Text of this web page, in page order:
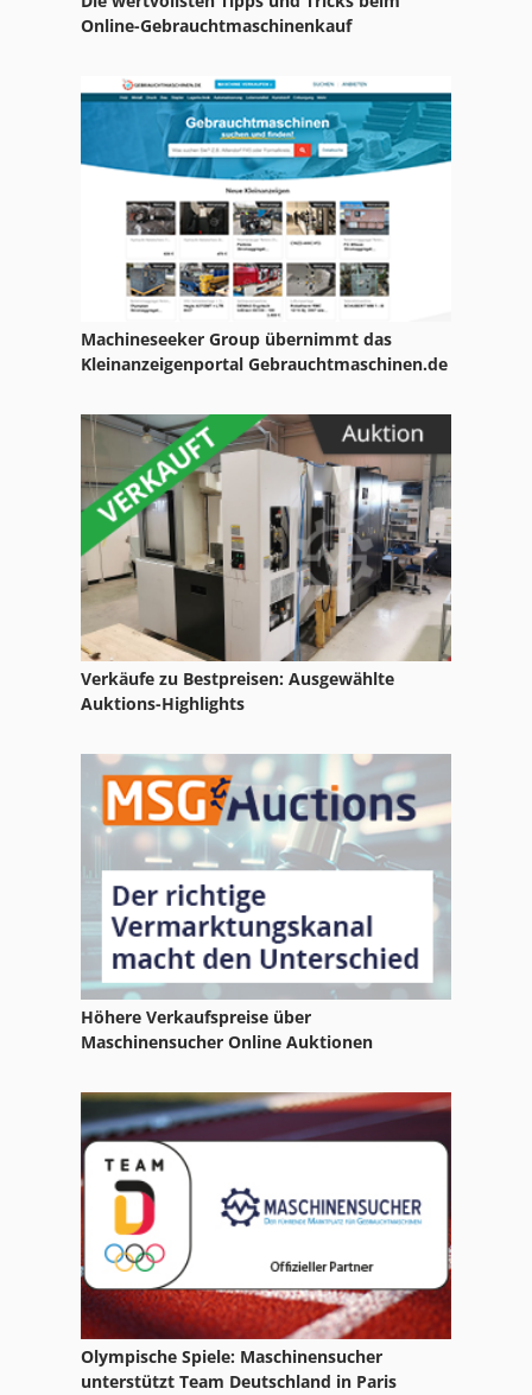
Amada Pega 244
Amada Schiavi
Amada Tafelschere
Amada Vipros 358
Online-Gebrauchtmaschinenkauf
Machineseeker Group übernimmt das
Kleinanzeigenportal Gebrauchtmaschinen.de
Verkäufe zu Bestpreisen: Ausgewählte
Auktions-Highlights
Höhere Verkaufspreise über
Maschinensucher Online Auktionen
Olympische Spiele: Maschinensucher
unterstützt Team Deutschland in Paris